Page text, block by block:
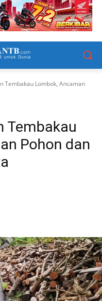
Tembakau Lombok, Ancaman
Tembakau
Pohon dan